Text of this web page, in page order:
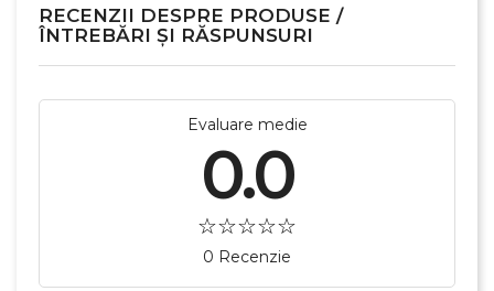
RECENZII DESPRE PRODUSE /
ÎNTREBĂRI ȘI RĂSPUNSURI
Evaluare medie
0.0
0 Recenzie